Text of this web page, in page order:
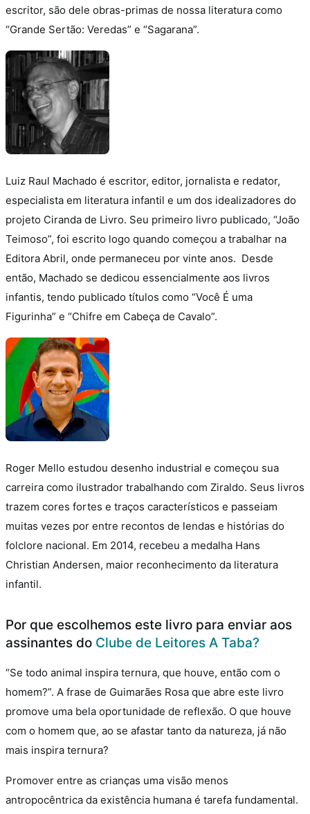
escritor, são dele obras-primas de nossa literatura como
“Grande Sertão: Veredas” e “Sagarana”.
Luiz Raul Machado é escritor, editor, jornalista e redator,
especialista em literatura infantil e um dos idealizadores do
projeto Ciranda de Livro. Seu primeiro livro publicado, “João
Teimoso”, foi escrito logo quando começou a trabalhar na
Editora Abril, onde permaneceu por vinte anos. Desde
então, Machado se dedicou essencialmente aos livros
infantis, tendo publicado títulos como “Você É uma
Figurinha” e “Chifre em Cabeça de Cavalo”.
Roger Mello estudou desenho industrial e começou sua
carreira como ilustrador trabalhando com Ziraldo. Seus livros
trazem cores fortes e traços característicos e passeiam
muitas vezes por entre recontos de lendas e histórias do
folclore nacional. Em 2014, recebeu a medalha Hans
Christian Andersen, maior reconhecimento da literatura
infantil.
Por que escolhemos este livro para enviar aos
assinantes do Clube de Leitores A Taba?
“Se todo animal inspira ternura, que houve, então com o
homem?”. A frase de Guimarães Rosa que abre este livro
promove uma bela oportunidade de reflexão. O que houve
com o homem que, ao se afastar tanto da natureza, já não
mais inspira ternura?
Promover entre as crianças uma visão menos
antropocêntrica da existência humana é tarefa fundamental.